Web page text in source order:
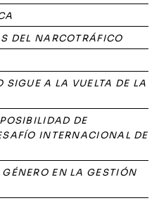
DEL NARCOTRÁFICO
SIGUE A LA VUELTA DE LA
DE
INTERNACIONAL DE
EN LA GESTIÓN